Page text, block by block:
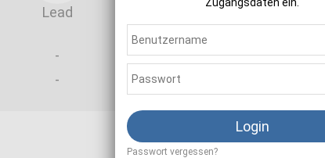
Lead
-
13,00 %
- 8,00 %
Login
Passwort vergessen?